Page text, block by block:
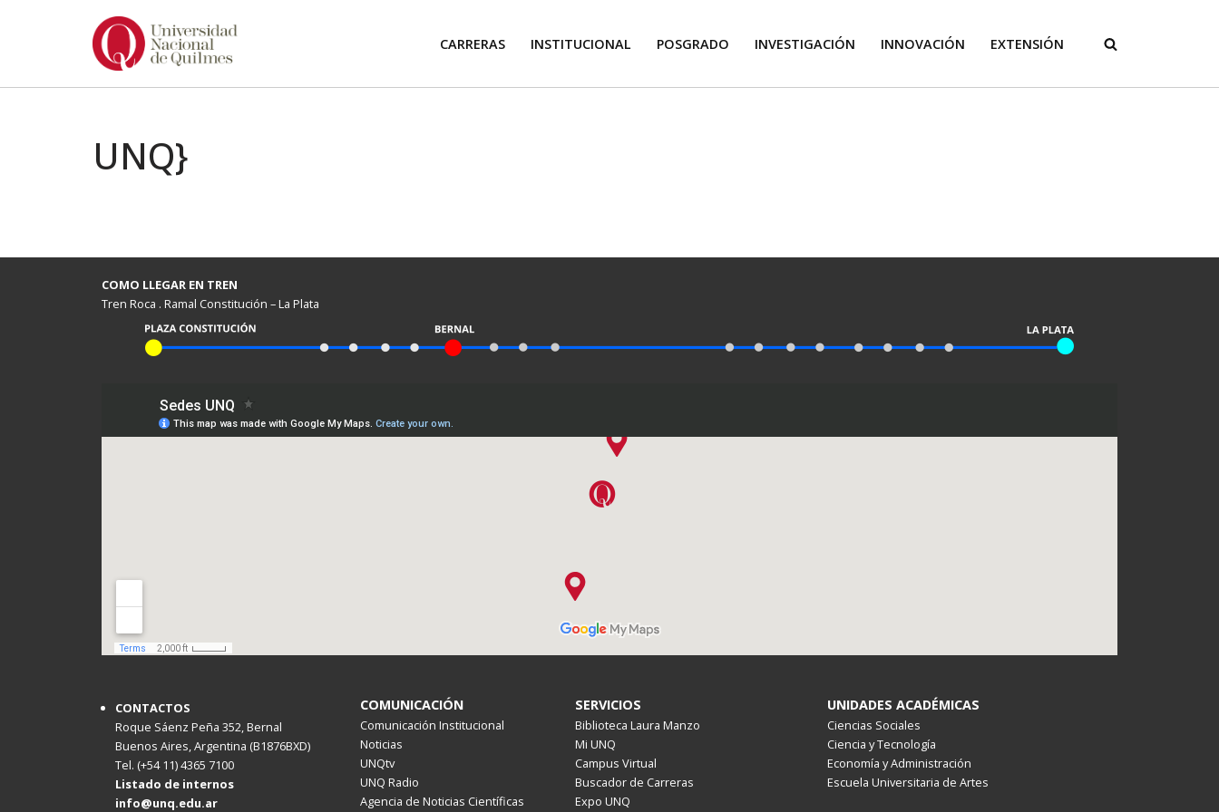
CARRERAS INSTITUCIONAL POSGRADO INVESTIGACIÓN INNOVACIÓN EXTENSIÓN
UNQ}
COMO LLEGAR EN TREN
Tren Roca . Ramal Constitución – La Plata
CONTACTOS
Roque Sáenz Peña 352, Bernal
Buenos Aires, Argentina (B1876BXD)
Tel. (+54 11) 4365 7100
Listado de internos
info@unq.edu.ar
COMUNICACIÓN
Comunicación Institucional
Noticias
UNQtv
UNQ Radio
Agencia de Noticias Científicas
SERVICIOS
Biblioteca Laura Manzo
Mi UNQ
Campus Virtual
Buscador de Carreras
Expo UNQ
UNIDADES ACADÉMICAS
Ciencias Sociales
Ciencia y Tecnología
Economía y Administración
Escuela Universitaria de Artes